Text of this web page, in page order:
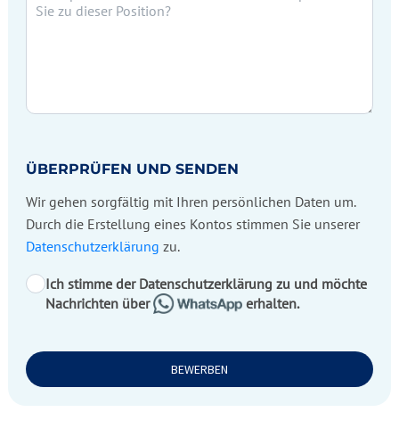
ÜBERPRÜFEN UND SENDEN
Wir gehen sorgfältig mit Ihren persönlichen Daten um.
Durch die Erstellung eines Kontos stimmen Sie unserer
Datenschutzerklärung zu.
Ich stimme der Datenschutzerklärung zu und möchte
Nachrichten über
erhalten.
BEWERBEN